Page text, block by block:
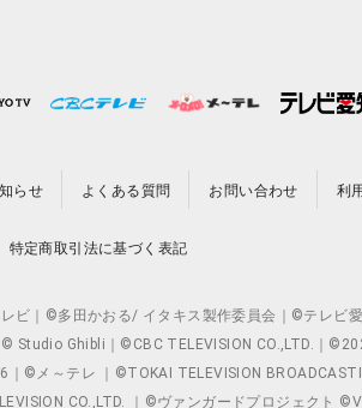
らせ よくある質問 お問い合わせ 利
特定商取引法に基づく表記
｜©多田かおる/ イタキス製作委員会｜©テレビ
Studio Ghibli｜©CBC TELEVISION CO.,LTD.｜
メ～テレ ｜©TOKAI TELEVISION
CO.,LTD. ｜©ヴァンガードプロジェクト